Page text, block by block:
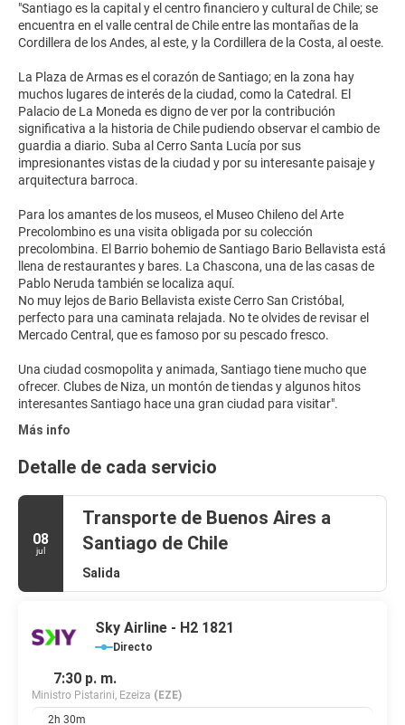
"Santiago es la capital y el centro financiero y cultural de Chile; se
encuentra en el valle central de Chile entre las montañas de la
Cordillera de los Andes, al este, y la Cordillera de la Costa, al oeste.
La Plaza de Armas es el corazón de Santiago; en la zona hay
muchos lugares de interés de la ciudad, como la Catedral. El
Palacio de La Moneda es digno de ver por la contribución
significativa a la historia de Chile pudiendo observar el cambio de
guardia a diario. Suba al Cerro Santa Lucía por sus
impresionantes vistas de la ciudad y por su interesante paisaje y
arquitectura barroca.
Para los amantes de los museos, el Museo Chileno del Arte
Precolombino es una visita obligada por su colección
precolombina. El Barrio bohemio de Santiago Bario Bellavista está
llena de restaurantes y bares. La Chascona, una de las casas de
Pablo Neruda también se localiza aquí.
No muy lejos de Bario Bellavista existe Cerro San Cristóbal,
perfecto para una caminata relajada. No te olvides de revisar el
Mercado Central, que es famoso por su pescado fresco.
Una ciudad cosmopolita y animada, Santiago tiene mucho que
ofrecer. Clubes de Niza, un montón de tiendas y algunos hitos
Más info
Detalle de cada servicio
08
jul
Transporte de Buenos Aires a
Santiago de Chile
Salida
Sky Airline - H2 1821
Directo
7:30 p. m.
Ministro Pistarini, Ezeiza (EZE)
2h 30m